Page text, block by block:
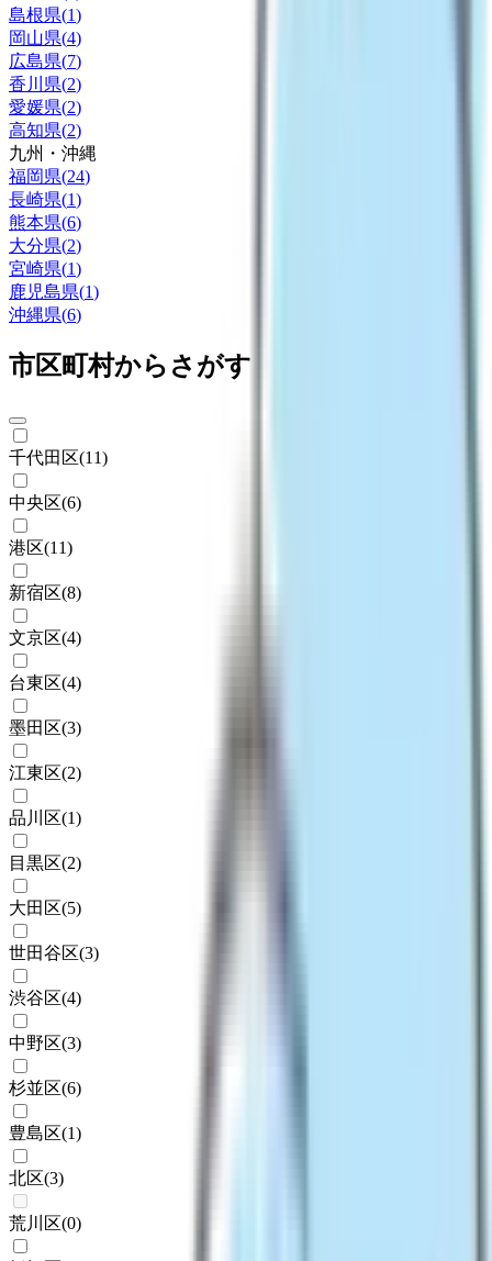
島根県(1)
岡山県(4)
広島県(7)
香川県(2)
愛媛県(2)
高知県(2)
九州・沖縄
福岡県(24)
長崎県(1)
熊本県(6)
大分県(2)
宮崎県(1)
鹿児島県(1)
沖縄県(6)
市区町村からさがす
千代田区(11)
中央区(6)
港区(11)
新宿区(8)
文京区(4)
台東区(4)
墨田区(3)
江東区(2)
品川区(1)
目黒区(2)
大田区(5)
世田谷区(3)
渋谷区(4)
中野区(3)
杉並区(6)
豊島区(1)
北区(3)
荒川区(0)